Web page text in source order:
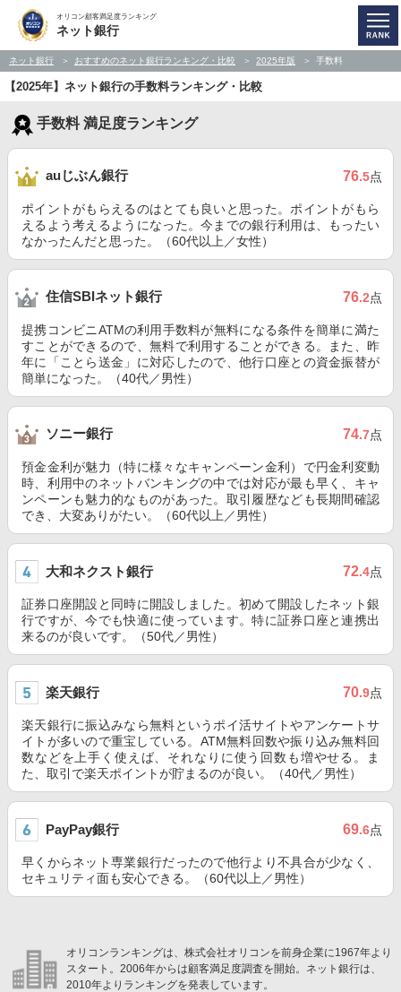
オリコン顧客満足度ランキング
ネット銀行
ネット銀行 おすすめのネット銀行ランキング・比較 2025年版 手数料
【2025年】ネット銀行の手数料ランキング・比較
手数料 満足度ランキング
auじぶん銀行 76.5点
ポイントがもらえるのはとても良いと思った。ポイントがもら
えるよう考えるようになった。今までの銀行利用は、もったい
なかったんだと思った。（60代以上／女性）
住信SBIネット銀行 76.2点
提携コンビニATMの利用手数料が無料になる条件を簡単に満た
すことができるので、無料で利用することができる。また、昨
年に「ことら送金」に対応したので、他行口座との資金振替が
簡単になった。（40代／男性）
ソニー銀行 74.7点
預金金利が魅力（特に様々なキャンペーン金利）で円金利変動
時、利用中のネットバンキングの中では対応が最も早く、キャ
ンペーンも魅力的なものがあった。取引履歴なども長期間確認
でき、大変ありがたい。（60代以上／男性）
大和ネクスト銀行 72.4点
証券口座開設と同時に開設しました。初めて開設したネット銀
行ですが、今でも快適に使っています。特に証券口座と連携出
来るのが良いです。（50代／男性）
楽天銀行 70.9点
楽天銀行に振込みなら無料というポイ活サイトやアンケートサ
イトが多いので重宝している。ATM無料回数や振り込み無料回
数などを上手く使えば、それなりに使う回数も増やせる。ま
た、取引で楽天ポイントが貯まるのが良い。（40代／男性）
PayPay銀行 69.6点
早くからネット専業銀行だったので他行より不具合が少なく、
セキュリティ面も安心できる。（60代以上／男性）
オリコンランキングは、株式会社オリコンを前身企業に1967年より
スタート。2006年からは顧客満足度調査を開始。ネット銀行は、
2010年よりランキングを発表しています。